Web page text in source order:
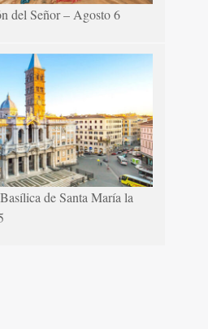
del Señor – Agosto 6
de Santa María la